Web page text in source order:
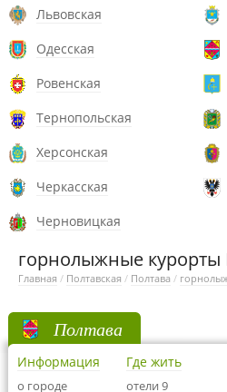
Львовская
Одесская
Ровенская
Тернопольская
Херсонская
Черкасская
Черновицкая
горнолыжные курорты
Главная / Полтавская / Полтава /
Полтава
Информация
о городе
Где жить
отели 9